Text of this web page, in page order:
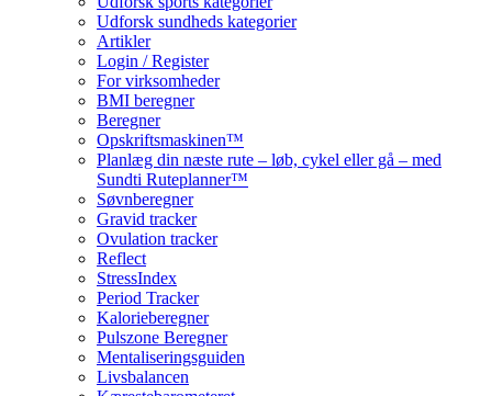
Udforsk sundheds kategorier
Artikler
Login / Register
For virksomheder
BMI beregner
Beregner
Opskriftsmaskinen™
Planlæg din næste rute – løb, cykel eller gå – med
Sundti Ruteplanner™
Søvnberegner
Gravid tracker
Ovulation tracker
Reflect
StressIndex
Period Tracker
Kalorieberegner
Pulszone Beregner
Mentaliseringsguiden
Livsbalancen